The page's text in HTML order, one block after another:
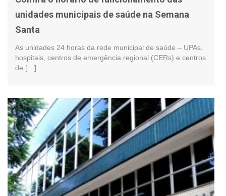
unidades municipais de saúde na Semana
Santa
As unidades 24 horas da rede municipal de saúde – UPAs,
hospitais, centros de emergência regional (CERs) e centros
de […]